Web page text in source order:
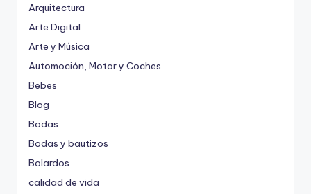
Arquitectura
Arte Digital
Arte y Música
Automoción, Motor y Coches
Bebes
Blog
Bodas
Bodas y bautizos
Bolardos
calidad de vida